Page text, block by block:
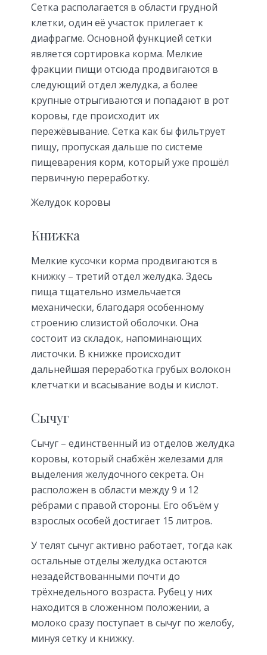
Сетка располагается в области грудной
клетки, один её участок прилегает к
диафрагме. Основной функцией сетки
является сортировка корма. Мелкие
фракции пищи отсюда продвигаются в
следующий отдел желудка, а более
крупные отрыгиваются и попадают в рот
коровы, где происходит их
пережёвывание. Сетка как бы фильтрует
пищу, пропуская дальше по системе
пищеварения корм, который уже прошёл
первичную переработку.
Желудок коровы
Книжка
Мелкие кусочки корма продвигаются в
книжку – третий отдел желудка. Здесь
пища тщательно измельчается
механически, благодаря особенному
строению слизистой оболочки. Она
состоит из складок, напоминающих
листочки. В книжке происходит
дальнейшая переработка грубых волокон
клетчатки и всасывание воды и кислот.
Сычуг
Сычуг – единственный из отделов желудка
коровы, который снабжён железами для
выделения желудочного секрета. Он
расположен в области между 9 и 12
рёбрами с правой стороны. Его объём у
взрослых особей достигает 15 литров.
У телят сычуг активно работает, тогда как
остальные отделы желудка остаются
незадействованными почти до
трёхнедельного возраста. Рубец у них
находится в сложенном положении, а
молоко сразу поступает в сычуг по желобу,
минуя сетку и книжку.